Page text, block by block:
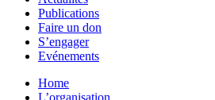
Publications
Faire un don
S’engager
Evénements
Home
L’organisation